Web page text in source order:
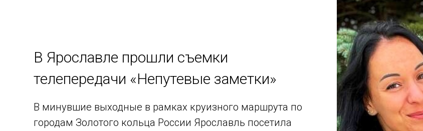
В Ярославле прошли съемки
телепередачи «Непутевые заметки»
В минувшие выходные в рамках круизного маршрута по
городам Золотого кольца России Ярославль посетила